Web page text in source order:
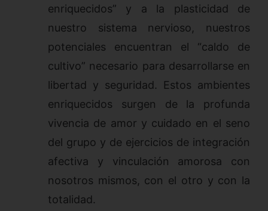
enriquecidos” y a la plasticidad de
nuestro sistema nervioso, nuestros
potenciales encuentran el “caldo de
cultivo” necesario para desarrollarse en
libertad y seguridad. Estos ambientes
enriquecidos surgen de la profunda
vivencia de amor y cuidado en el seno
del grupo y de ejercicios de integración
afectiva y vinculación amorosa con
nosotros mismos, con el otro y con la
totalidad.